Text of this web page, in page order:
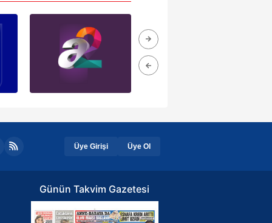
Üye Girişi Üye Ol
Günün Takvim Gazetesi